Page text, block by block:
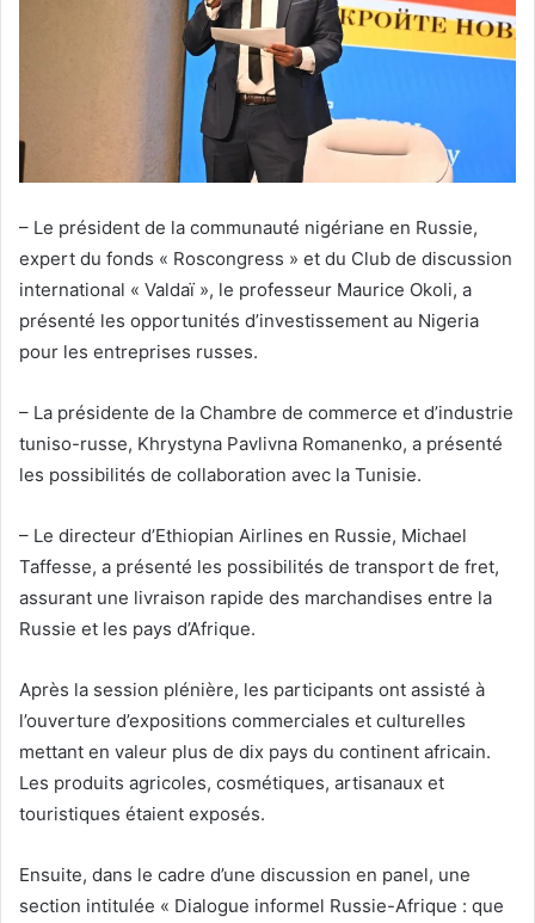
– Le président de la communauté nigériane en Russie,
expert du fonds « Roscongress » et du Club de discussion
international « Valdaï », le professeur Maurice Okoli, a
présenté les opportunités d’investissement au Nigeria
pour les entreprises russes.
– La présidente de la Chambre de commerce et d’industrie
tuniso-russe, Khrystyna Pavlivna Romanenko, a présenté
les possibilités de collaboration avec la Tunisie.
– Le directeur d’Ethiopian Airlines en Russie, Michael
Taffesse, a présenté les possibilités de transport de fret,
assurant une livraison rapide des marchandises entre la
Russie et les pays d’Afrique.
Après la session plénière, les participants ont assisté à
l’ouverture d’expositions commerciales et culturelles
mettant en valeur plus de dix pays du continent africain.
Les produits agricoles, cosmétiques, artisanaux et
touristiques étaient exposés.
Ensuite, dans le cadre d’une discussion en panel, une
section intitulée « Dialogue informel Russie-Afrique : que